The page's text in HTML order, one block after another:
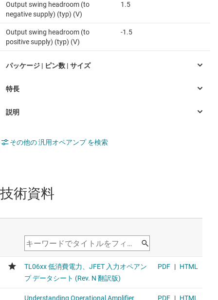
Output swing headroom (to
negative supply) (typ) (V)
1.5
Output swing headroom (to
positive supply) (typ) (V)
-1.5
その他の 汎用オペアンプ を検索
技術資料